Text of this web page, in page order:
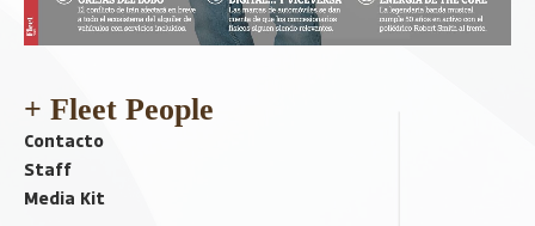
+ Fleet People
Contacto
Staff
Media Kit